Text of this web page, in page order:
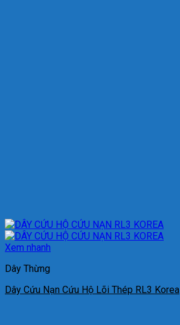
Xem nhanh
Dây Thừng
Dây Cứu Nạn Cứu Hộ Lõi Thép RL3 Korea